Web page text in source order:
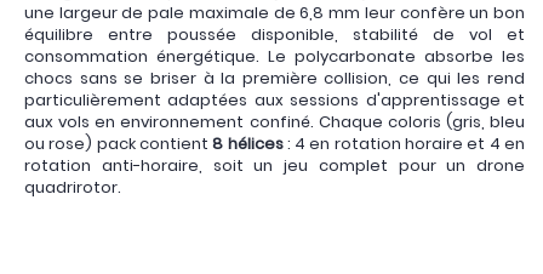
une largeur de pale maximale de 6,8 mm leur confère un bon
équilibre entre poussée disponible, stabilité de vol et
consommation énergétique. Le polycarbonate absorbe les
chocs sans se briser à la première collision, ce qui les rend
particulièrement adaptées aux sessions d'apprentissage et
aux vols en environnement confiné. Chaque coloris (gris, bleu
ou rose) pack contient 8 hélices: 4 en rotation horaire et 4 en
rotation anti-horaire, soit un jeu complet pour un drone
quadrirotor.